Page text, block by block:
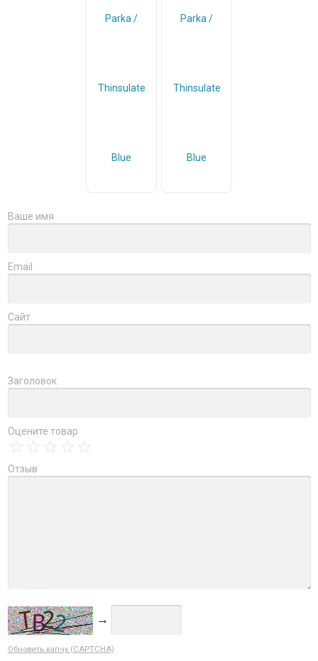
Ваше имя
Email
Сайт
Заголовок
Оцените товар
Отзыв
→
Обновить капчу (CAPTCHA)